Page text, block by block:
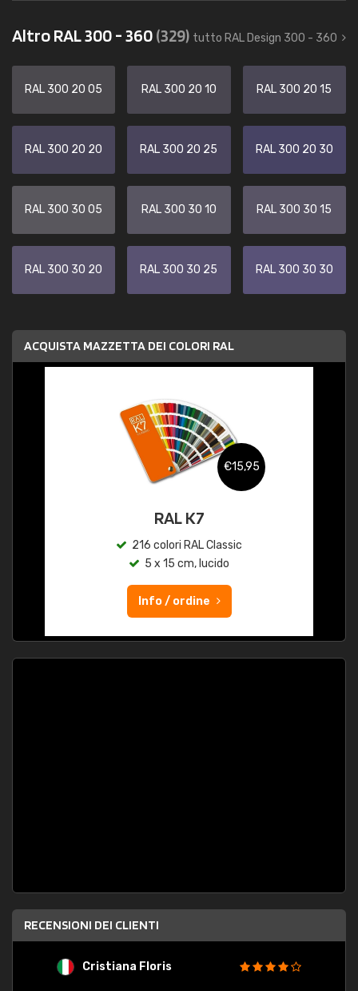
Altro RAL 300 - 360(329) tutto RAL Design 300 - 360
RAL 300 20 05 RAL 300 20 10 RAL 300 20 15
RAL 300 20 20 RAL 300 20 25 RAL 300 20 30
RAL 300 30 05 RAL 300 30 10 RAL 300 30 15
RAL 300 30 20 RAL 300 30 25 RAL 300 30 30
ACQUISTA MAZZETTA DEI COLORI RAL
€15,95
RAL K7
216 colori RAL Classic
5 x 15 cm, lucido
Info / ordine
RECENSIONI DEI CLIENTI
Cristiana Floris